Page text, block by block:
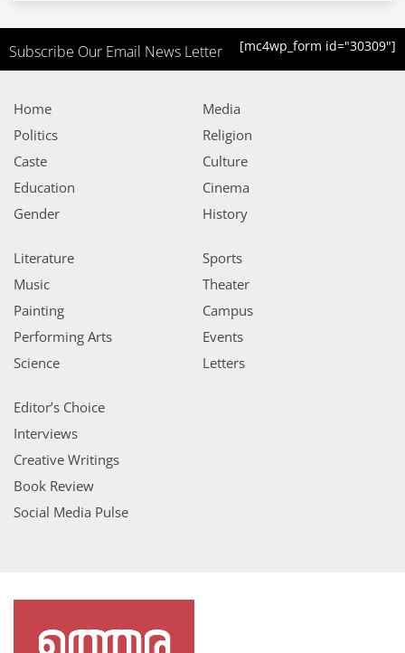
Subscribe Our Email News Letter [mc4wp_form id="30309"]
Home
Politics
Caste
Education
Gender
Media
Religion
Culture
Cinema
History
Literature
Music
Painting
Performing Arts
Science
Sports
Theater
Campus
Events
Letters
Editor’s Choice
Interviews
Creative Writings
Book Review
Social Media Pulse